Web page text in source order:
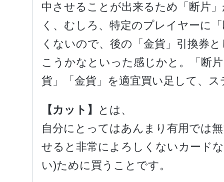
中させることが出来るため「断片
く、むしろ、特定のプレイヤーに
くないので、後の「金貨」引換券
こうかなといった感じかと。「断
貨」「金貨」を適宜買い足して、
【カット】
とは、
自分にとってはあんまり有用では
せると非常によろしくないカード
い)ために買うことです。